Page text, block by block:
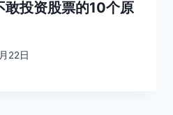
敢投资股票的10个原
22日